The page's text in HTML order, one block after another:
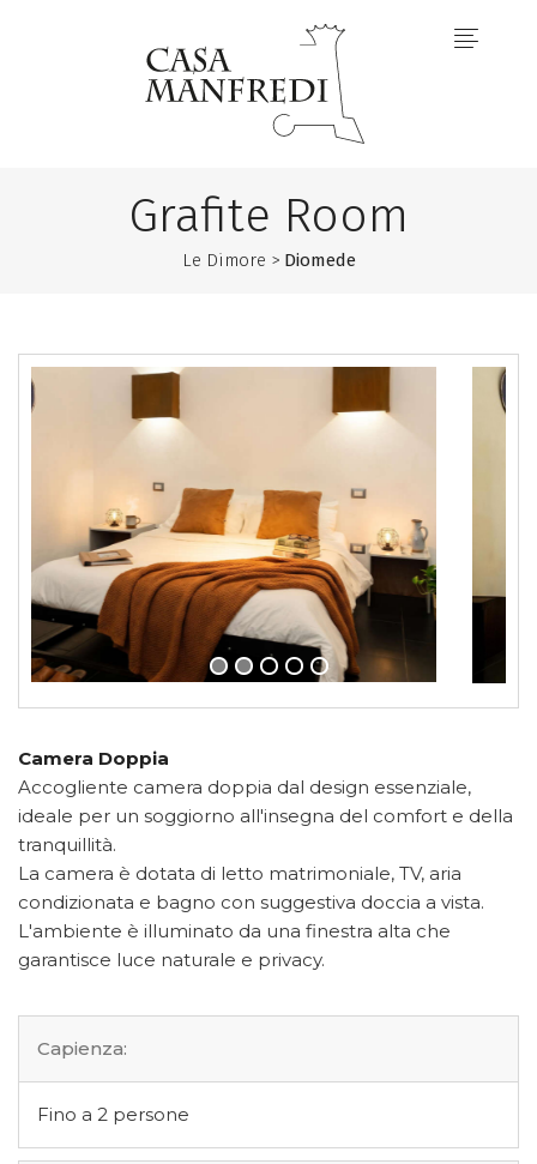
Grafite Room
Le Dimore > Diomede
Camera Doppia
Accogliente camera doppia dal design essenziale,
ideale per un soggiorno all'insegna del comfort e della
tranquillità.
La camera è dotata di letto matrimoniale, TV, aria
condizionata e bagno con suggestiva doccia a vista.
L'ambiente è illuminato da una finestra alta che
garantisce luce naturale e privacy.
Capienza:
Fino a 2 persone